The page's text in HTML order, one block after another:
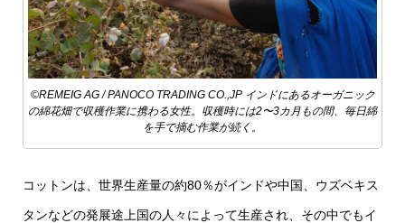
©REMEIG AG / PANOCO TRADING CO.,JP インドにあるオーガニック
の綿花畑で収穫作業に携わる女性。収穫時には2〜3カ月もの間、毎日綿
を手で摘む作業が続く。
コットンは、世界生産量の約80％がインドや中国、ウズベキス
タンなどの発展途上国の人々によって生産され、その中でもイ